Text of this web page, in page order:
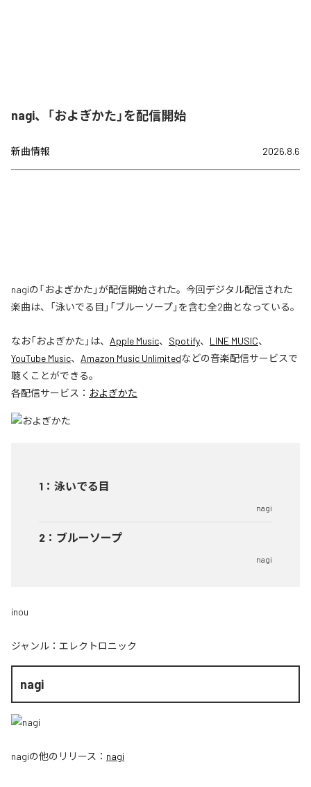
nagi、「およぎかた」を配信開始
新曲情報 2026.8.6
nagiの「およぎかた」が配信開始された。今回デジタル配信された
楽曲は、「泳いでる目」「ブルーソープ」を含む全2曲となっている。
なお「およぎかた 」は、 Apple Music、 Spotify、 LINE MUSIC、
YouTube Music、 Amazon Music Unlimitedなどの音楽配信サービスで
聴くことができる。
各配信サービス： およぎかた
1 ： 泳いでる目
nagi
2 ： ブルーソープ
nagi
inou
ジャンル： エレクトロニック
nagi
nagiの他のリリース： nagi